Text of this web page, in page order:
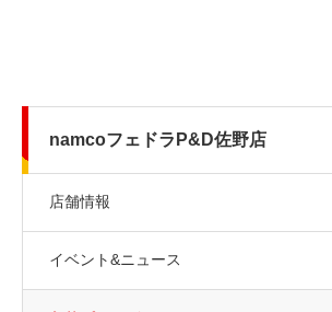
namcoフェドラP&D佐野店
店舗情報
イベント&ニュース